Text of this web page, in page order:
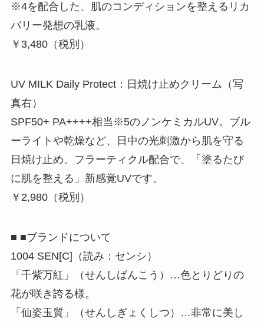
※4を配合した、肌のコンディションを整えるリカ
バリー発想の乳液。
￥3,480（税別）
UV MILK Daily Protect：日焼け止めクリーム（写
真右）
SPF50+ PA++++相当※5のノンケミカルUV。ブル
ーライトや乾燥など、日中の光刺激から肌を守る
日焼け止め。フラーティクル配合で、「塗るたび
に肌を整える」新感覚UVです。
￥2,980（税別）
■ ■ブランドについて
1004 SEN[C]（読み：センシ）
「千紫万紅」（せんしばんこう）…色とりどりの
花が咲き誇る様。
「仙姿玉質」（せんしぎょくしつ）…非常に美し